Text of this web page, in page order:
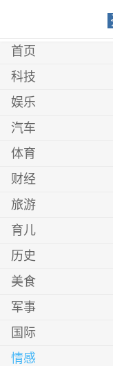
首页
科技
娱乐
汽车
体育
财经
旅游
育儿
历史
美食
军事
国际
情感